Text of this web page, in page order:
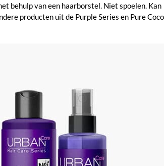
behulp van een haarborstel. Niet spoelen. Kan
producten uit de Purple Series en Pure